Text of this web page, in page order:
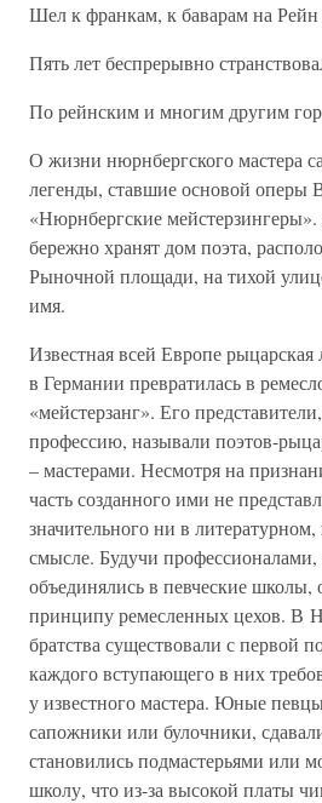
Шел к франкам, к баварам на Рейн
Пять лет беспрерывно
По рейнским и многим другим
О жизни нюрнбергского мастера
легенды, ставшие основой оперы
«Нюрнбергские
бережно хранят дом поэта,
Рыночной площади, на тихой
имя.
Известная всей Европе
в Германии превратилась в
«мейстерзанг». Его
профессию, называли поэтов-
– мастерами. Несмотря на
часть созданного ими не
значительного ни в
смысле. Будучи
объединялись в певческие школы,
принципу ремесленных цехов. В
братства существовали с первой
каждого вступающего в них
у известного мастера. Юные
сапожники или булочники,
становились подмастерьями или
школу, что из-за высокой платы